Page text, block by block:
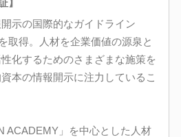
示の国際的なガイドライン
取得。人材を企業価値の源泉と
化するためのさまざまな施策を
本の情報開示に注力しているこ
ACADEMY」を中心とした人材